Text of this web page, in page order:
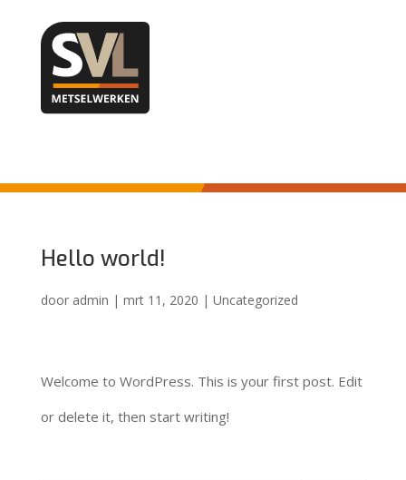
Hello world!
door admin | mrt 11, 2020 | Uncategorized
Welcome to WordPress. This is your first post. Edit
or delete it, then start writing!